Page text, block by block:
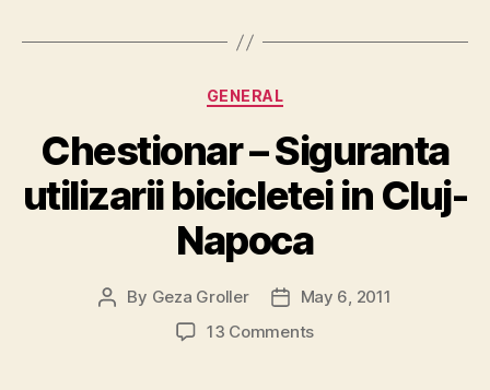
Categories
GENERAL
Chestionar – Siguranta
utilizarii bicicletei in Cluj-
Napoca
Post
By Geza Groller
PostMay 6, 2011
13 Commentson